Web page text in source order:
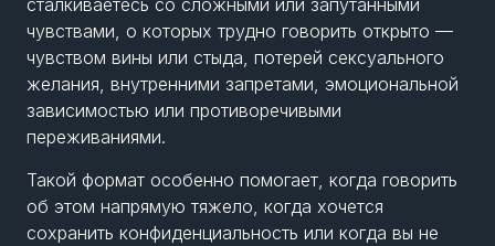
чувствами, о которых трудно говорить открыто —
чувством вины или стыда, потерей сексуального
желания, внутренними запретами, эмоциональной
зависимостью или противоречивыми
переживаниями.
Такой формат особенно помогает, когда говорить
об этом напрямую тяжело, когда хочется
сохранить конфиденциальность или когда вы не